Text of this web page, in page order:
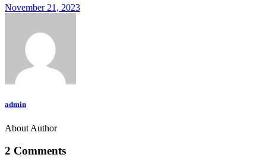
November 21, 2023
admin
About Author
1
x
new
2 Comments